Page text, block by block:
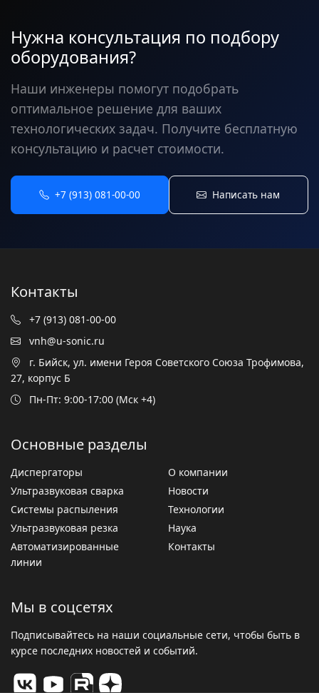
Нужна консультация по подбору
оборудования?
Наши инженеры помогут подобрать
оптимальное решение для ваших
технологических задач. Получите бесплатную
консультацию и расчет стоимости.
+7 (913) 081-00-00 Написать нам
Контакты
+7 (913) 081-00-00
vnh@u-sonic.ru
г. Бийск, ул. имени Героя Советского Союза Трофимова,
27, корпус Б
Пн-Пт: 9:00-17:00 (Мск +4)
Основные разделы
Диспергаторы
Ультразвуковая сварка
Системы распыления
Ультразвуковая резка
Автоматизированные
линии
О компании
Новости
Технологии
Наука
Контакты
Мы в соцсетях
Подписывайтесь на наши социальные сети, чтобы быть в
курсе последних новостей и событий.